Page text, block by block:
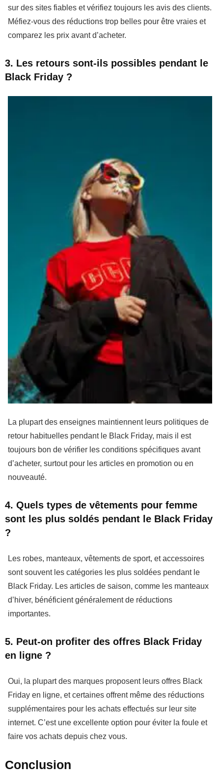
sur des sites fiables et vérifiez toujours les avis des clients.
Méfiez-vous des réductions trop belles pour être vraies et
comparez les prix avant d’acheter.
3. Les retours sont-ils possibles pendant le
Black Friday ?
La plupart des enseignes maintiennent leurs politiques de
retour habituelles pendant le Black Friday, mais il est
toujours bon de vérifier les conditions spécifiques avant
d’acheter, surtout pour les articles en promotion ou en
nouveauté.
4. Quels types de vêtements pour femme
sont les plus soldés pendant le Black Friday
?
Les robes, manteaux, vêtements de sport, etaccessoires
sont souvent les catégories les plus soldées pendant le
Black Friday. Les articles de saison, comme les manteaux
d’hiver, bénéficient généralement de réductions
importantes.
5. Peut-on profiter des offres Black Friday
en ligne ?
Oui, la plupart des marques proposent leurs offres Black
Friday en ligne, et certaines offrent même des réductions
supplémentaires pour les achats effectués sur leur site
internet. C’est une excellente option pour éviter la foule et
faire vos achats depuis chez vous.
Conclusion